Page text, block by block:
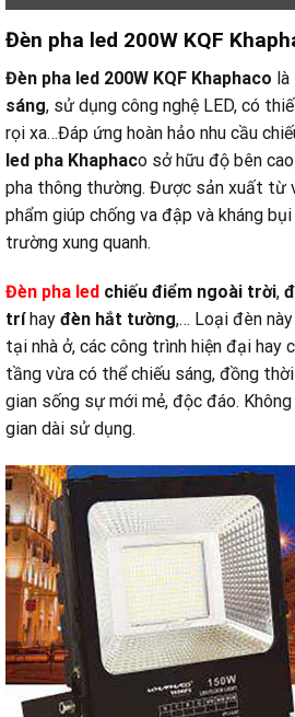
Đèn pha led 200W KQF
Đèn pha led 200W KQF Khaphaco là
sáng, sử dụng công nghệ LED, có
rọi xa…Đáp ứng hoàn hảo nhu cầu
led pha Khaphaco sở hữu độ bên
pha thông thường. Được sản xuất từ
phẩm giúp chống va đập và kháng
trường xung quanh.
Đèn pha led chiếu điểm ngoài trời,
tríhay đèn hắt tường,… Loại đèn
tại nhà ở, các công trình hiện đại hay
tầng vừa có thể chiếu sáng, đồng
gian sống sự mới mẻ, độc đáo.
gian dài sử dụng.